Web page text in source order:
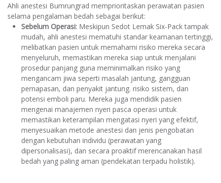
Ahli anestesi Bumrungrad memprioritaskan perawatan pasien
selama pengalaman bedah sebagai berikut:
Sebelum Operasi: Meskipun Sedot Lemak Six-Pack tampak
mudah, ahli anestesi mematuhi standar keamanan tertinggi,
melibatkan pasien untuk memahami risiko mereka secara
menyeluruh, memastikan mereka siap untuk menjalani
prosedur panjang guna meminimalkan risiko yang
mengancam jiwa seperti masalah jantung, gangguan
pernapasan, dan penyakit jantung. risiko sistem, dan
potensi emboli paru. Mereka juga mendidik pasien
mengenai manajemen nyeri pasca operasi untuk
memastikan keterampilan mengatasi nyeri yang efektif,
menyesuaikan metode anestesi dan jenis pengobatan
dengan kebutuhan individu (perawatan yang
dipersonalisasi), dan secara proaktif merencanakan hasil
bedah yang paling aman (pendekatan terpadu holistik).